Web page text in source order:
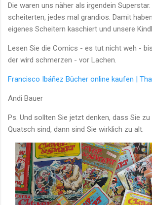
Die waren uns näher als irgendein Superstar.
scheiterten, jedes mal grandios. Damit
eigenes Scheitern kaschiert und unsere
Lesen Sie die Comics - es tut nicht weh -
der wird schmerzen - vor Lachen.
Francisco Ibáñez Bücher online kaufen |
Andi Bauer
Ps. Und sollten Sie jetzt denken, dass Sie
Quatsch sind, dann sind Sie wirklich zu alt.